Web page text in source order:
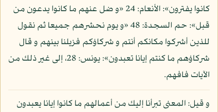
كانوا يفترون»: الأنعام: 24 «و ضل عنهم ما كانوا يدعون من
قبل»: حم السجدة: 48 «و يوم نحشرهم جميعا ثم نقول
للذين أشركوا مكانكم أنتم و شركاؤكم فزيلنا بينهم و قال
شركاؤهم ما كنتم إيانا تعبدون»: يونس: 28، إلى غير ذلك من
الآيات فافهم.
و قيل: المعنى تبرأنا إليك من أعمالهم ما كانوا إيانا يعبدون